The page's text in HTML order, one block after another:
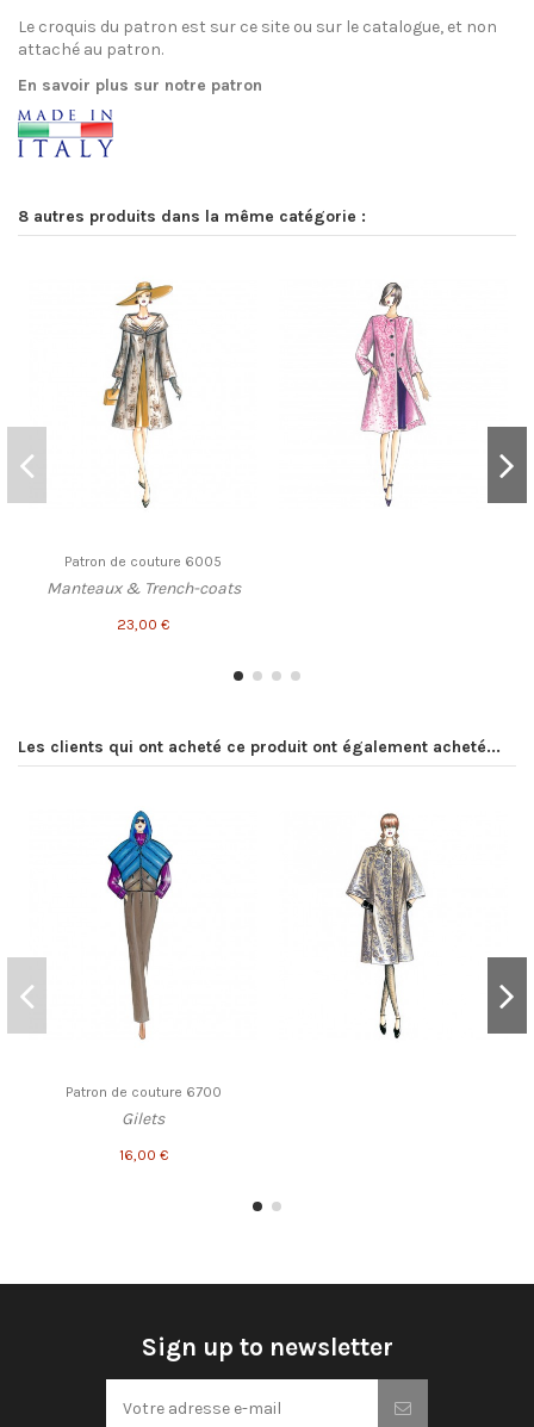
Le croquis du patron est sur ce site ou sur le catalogue, et non
attaché au patron.
En savoir plus sur notre patron
8 autres produits dans la même catégorie :
Patron de couture 6005
Manteaux & Trench-coats
23,00 €
Les clients qui ont acheté ce produit ont également acheté...
Patron de couture 6700
Gilets
16,00 €
Sign up to newsletter